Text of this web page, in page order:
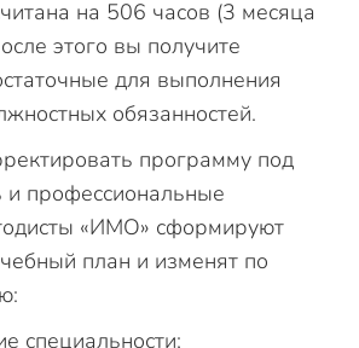
на 506 часов (3 месяца
этого вы получите
для выполнения
обязанностей.
программу под
профессиональные
«ИМО» сформируют
план и изменят по
специальности;